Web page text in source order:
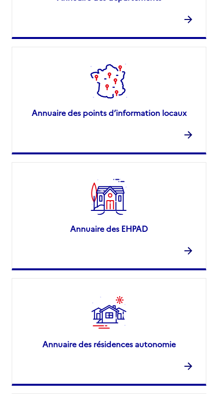
Annuaire des points d’information locaux
Annuaire des EHPAD
Annuaire des résidences autonomie